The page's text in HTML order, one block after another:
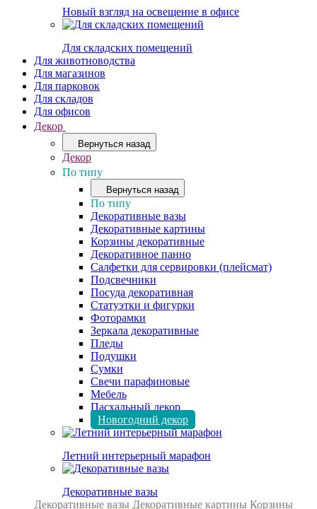
Новый взгляд на освещение в офисе
Для складских помещений
Для животноводства
Для магазинов
Для парковок
Для складов
Для офисов
Декор
Вернуться назад
Декор
По типу
Вернуться назад
По типу
Декоративные вазы
Декоративные картины
Корзины декоративные
Декоративное панно
Салфетки для сервировки (плейсмат)
Подсвечники
Посуда декоративная
Статуэтки и фигурки
Фоторамки
Зеркала декоративные
Пледы
Подушки
Сумки
Свечи парафиновые
Мебель
Пасхальный декор
Новогодний декор
Летний интерьерный марафон
Декоративные вазы
Декоративные вазы Декоративные картины Корзины